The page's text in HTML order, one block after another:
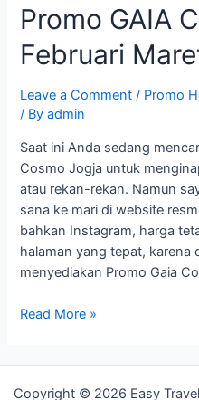
Promo GAIA
Februari
Leave a Comment / Promo
/ Byadmin
Saat ini Anda sedang
Cosmo Jogja untuk
atau rekan-rekan. Namun
sana ke mari di website
bahkan Instagram, harga
halaman yang tepat, karena
menyediakan Promo Gaia
Promo
Februari
Read More »
Copyright © 2026 Easy